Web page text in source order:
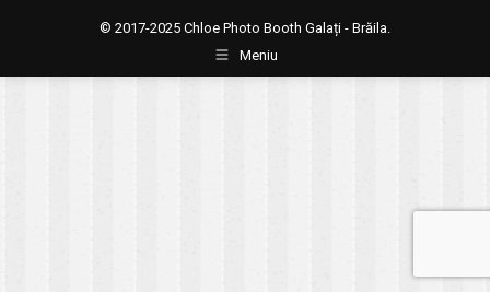
© 2017-2025 Chloe Photo Booth Galați - Brăila.
Meniu